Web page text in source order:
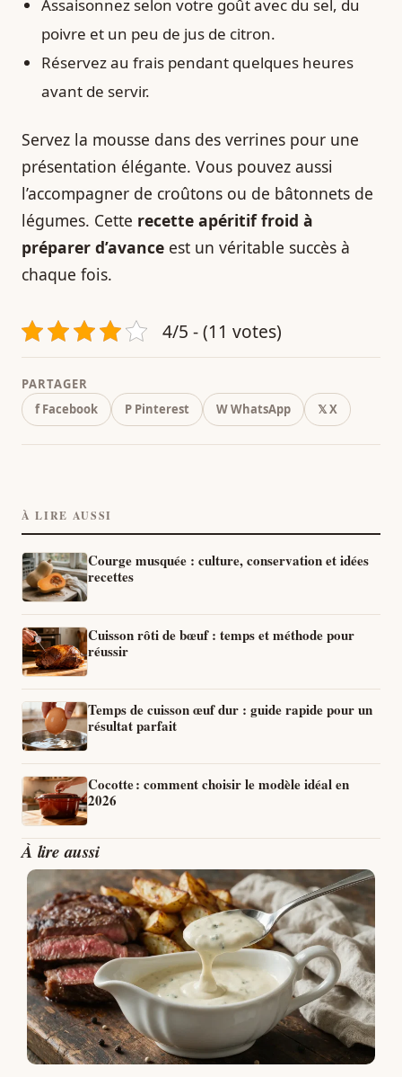
Assaisonnez selon votre goût avec du sel, du
poivre et un peu de jus de citron.
Réservez au frais pendant quelques heures
avant de servir.
Servez la mousse dans des verrines pour une
présentation élégante. Vous pouvez aussi
l’accompagner de croûtons ou de bâtonnets de
légumes. Cette recette apéritif froid à
préparer d’avance est un véritable succès à
chaque fois.
4/5 - (11 votes)
PARTAGER
f Facebook
P Pinterest W WhatsApp 𝕏 X
À LIRE AUSSI
Courge musquée : culture, conservation et idées
recettes
Cuisson rôti de bœuf : temps et méthode pour
réussir
Temps de cuisson œuf dur : guide rapide pour un
résultat parfait
Cocotte : comment choisir le modèle idéal en
2026
À lire aussi